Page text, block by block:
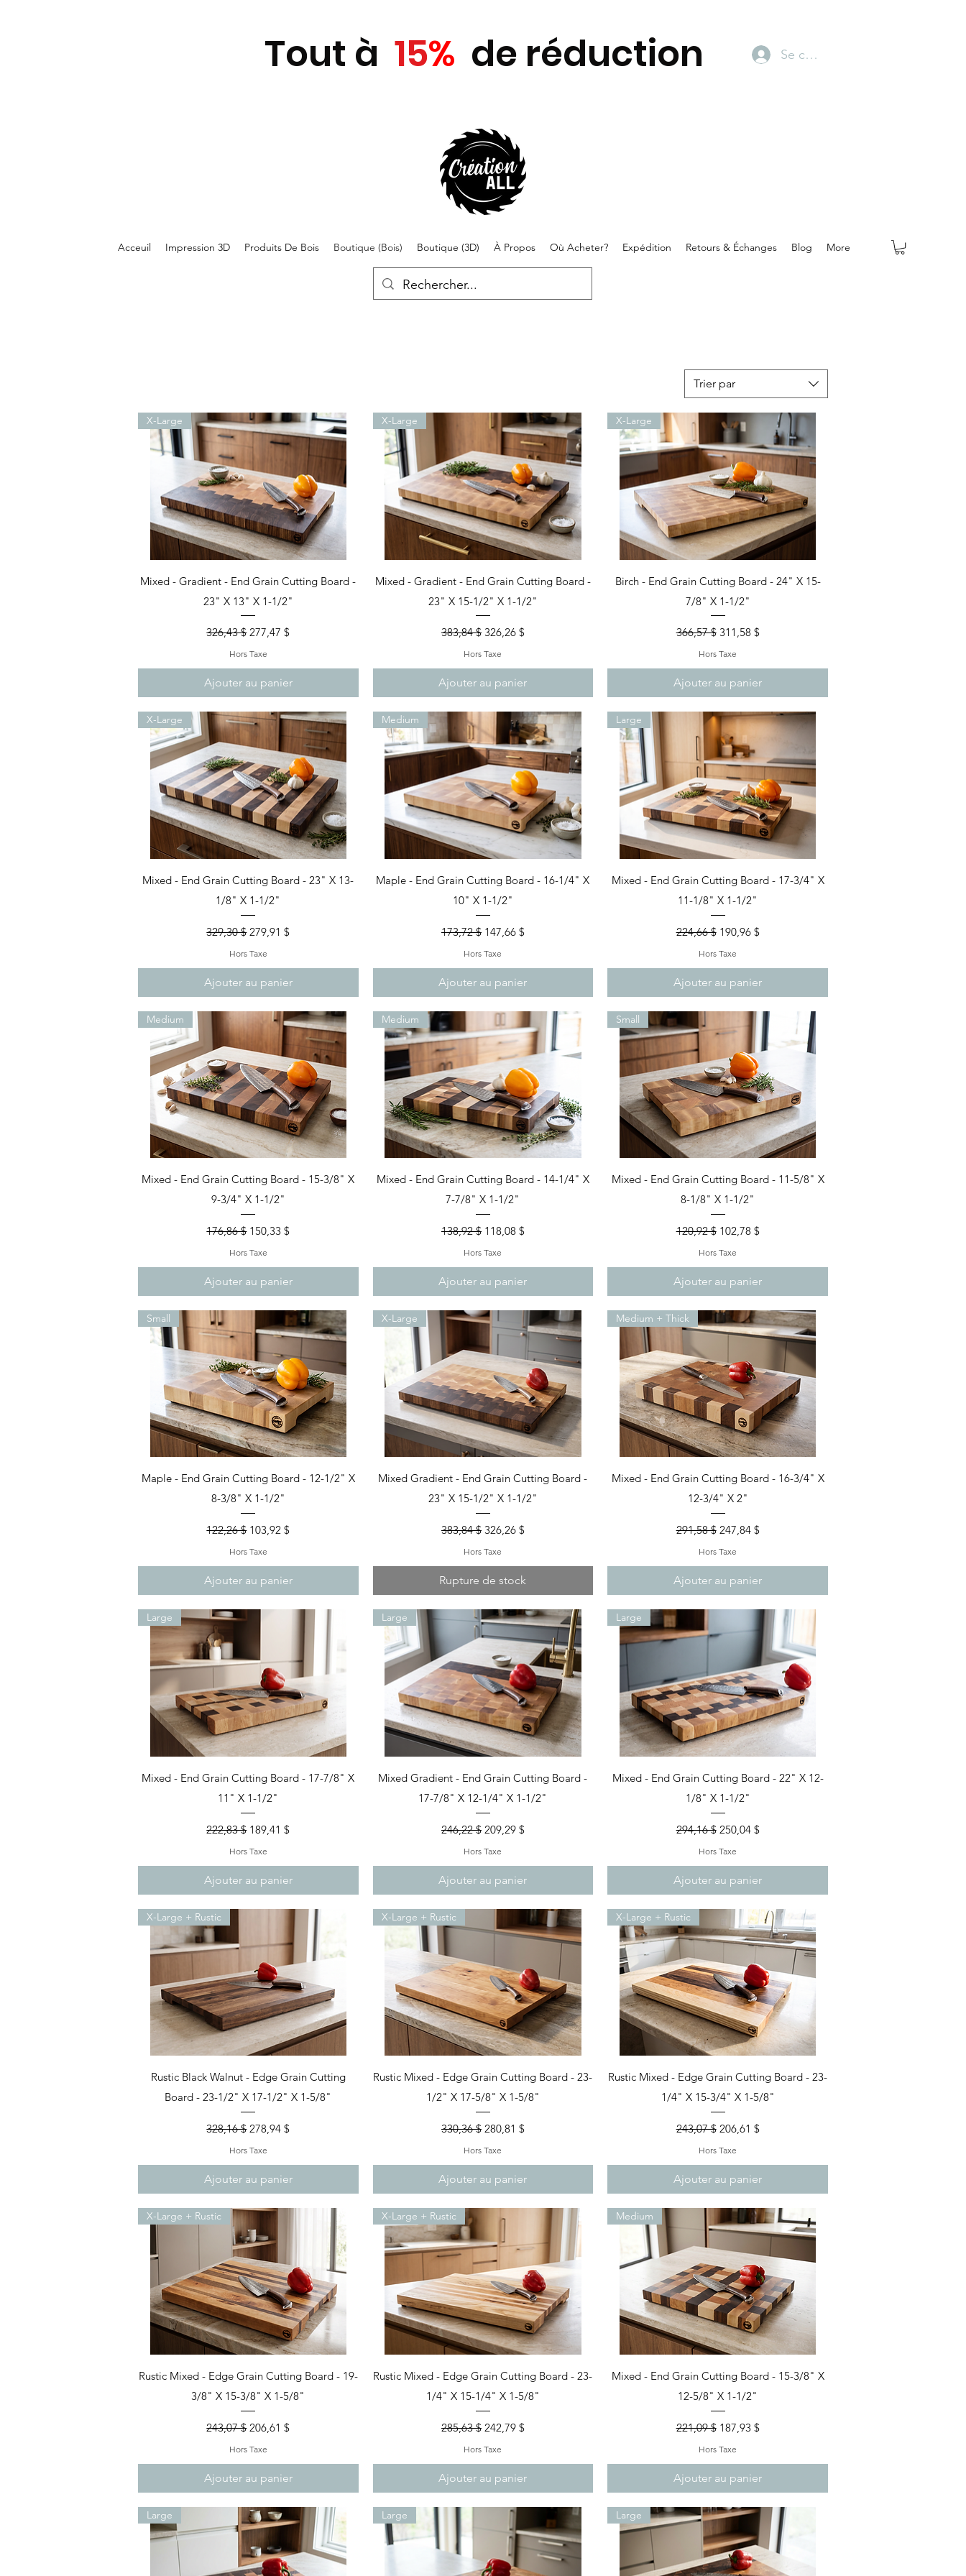
Tout à 15% de réduction Se connecter
Acceuil Impression 3D Produits De Bois Boutique (Bois) Boutique (3D) À Propos Où Acheter? Expédition Retours & Échanges Blog More
Trier par
Aperçu rapide
X-Large
Mixed - Gradient - End Grain Cutting Board -
23" X 13" X 1-1/2"
Prix original
326,43 $ Prix promotionnel
277,47 $
Hors Taxe
Ajouter au panier
Aperçu rapide
X-Large
Mixed - Gradient - End Grain Cutting Board -
23" X 15-1/2" X 1-1/2"
Prix original
383,84 $ Prix promotionnel
326,26 $
Hors Taxe
Ajouter au panier
Aperçu rapide
X-Large
Birch - End Grain Cutting Board - 24" X 15-
7/8" X 1-1/2"
Prix original
366,57 $ Prix promotionnel
311,58 $
Hors Taxe
Ajouter au panier
Aperçu rapide
X-Large
Mixed - End Grain Cutting Board - 23" X 13-
1/8" X 1-1/2"
Prix original
329,30 $ Prix promotionnel
279,91 $
Hors Taxe
Ajouter au panier
Aperçu rapide
Medium
Maple - End Grain Cutting Board - 16-1/4" X
10" X 1-1/2"
Prix original
173,72 $ Prix promotionnel
147,66 $
Hors Taxe
Ajouter au panier
Aperçu rapide
Large
Mixed - End Grain Cutting Board - 17-3/4" X
11-1/8" X 1-1/2"
Prix original
224,66 $ Prix promotionnel
190,96 $
Hors Taxe
Ajouter au panier
Aperçu rapide
Medium
Mixed - End Grain Cutting Board - 15-3/8" X
9-3/4" X 1-1/2"
Prix original
176,86 $ Prix promotionnel
150,33 $
Hors Taxe
Ajouter au panier
Aperçu rapide
Medium
Mixed - End Grain Cutting Board - 14-1/4" X
7-7/8" X 1-1/2"
Prix original
138,92 $ Prix promotionnel
118,08 $
Hors Taxe
Ajouter au panier
Aperçu rapide
Small
Mixed - End Grain Cutting Board - 11-5/8" X
8-1/8" X 1-1/2"
Prix original
120,92 $ Prix promotionnel
102,78 $
Hors Taxe
Ajouter au panier
Aperçu rapide
Small
Maple - End Grain Cutting Board - 12-1/2" X
8-3/8" X 1-1/2"
Prix original
122,26 $ Prix promotionnel
103,92 $
Hors Taxe
Ajouter au panier
Aperçu rapide
X-Large
Mixed Gradient - End Grain Cutting Board -
23" X 15-1/2" X 1-1/2"
Prix original
383,84 $ Prix promotionnel
326,26 $
Hors Taxe
Rupture de stock
Aperçu rapide
Medium + Thick
Mixed - End Grain Cutting Board - 16-3/4" X
12-3/4" X 2"
Prix original
291,58 $ Prix promotionnel
247,84 $
Hors Taxe
Ajouter au panier
Aperçu rapide
Large
Mixed - End Grain Cutting Board - 17-7/8" X
11" X 1-1/2"
Prix original
222,83 $ Prix promotionnel
189,41 $
Hors Taxe
Ajouter au panier
Aperçu rapide
Large
Mixed Gradient - End Grain Cutting Board -
17-7/8" X 12-1/4" X 1-1/2"
Prix original
246,22 $ Prix promotionnel
209,29 $
Hors Taxe
Ajouter au panier
Aperçu rapide
Large
Mixed - End Grain Cutting Board - 22" X 12-
1/8" X 1-1/2"
Prix original
294,16 $ Prix promotionnel
250,04 $
Hors Taxe
Ajouter au panier
Aperçu rapide
X-Large + Rustic
Rustic Black Walnut - Edge Grain Cutting
Board - 23-1/2" X 17-1/2" X 1-5/8"
Prix original
328,16 $ Prix promotionnel
278,94 $
Hors Taxe
Ajouter au panier
Aperçu rapide
X-Large + Rustic
Rustic Mixed - Edge Grain Cutting Board - 23-
1/2" X 17-5/8" X 1-5/8"
Prix original
330,36 $ Prix promotionnel
280,81 $
Hors Taxe
Ajouter au panier
Aperçu rapide
X-Large + Rustic
Rustic Mixed - Edge Grain Cutting Board - 23-
1/4" X 15-3/4" X 1-5/8"
Prix original
243,07 $ Prix promotionnel
206,61 $
Hors Taxe
Ajouter au panier
Aperçu rapide
X-Large + Rustic
Rustic Mixed - Edge Grain Cutting Board - 19-
3/8" X 15-3/8" X 1-5/8"
Prix original
243,07 $ Prix promotionnel
206,61 $
Hors Taxe
Ajouter au panier
Aperçu rapide
X-Large + Rustic
Rustic Mixed - Edge Grain Cutting Board - 23-
1/4" X 15-1/4" X 1-5/8"
Prix original
285,63 $ Prix promotionnel
242,79 $
Hors Taxe
Ajouter au panier
Aperçu rapide
Medium
Mixed - End Grain Cutting Board - 15-3/8" X
12-5/8" X 1-1/2"
Prix original
221,09 $ Prix promotionnel
187,93 $
Hors Taxe
Ajouter au panier
Large Large Large